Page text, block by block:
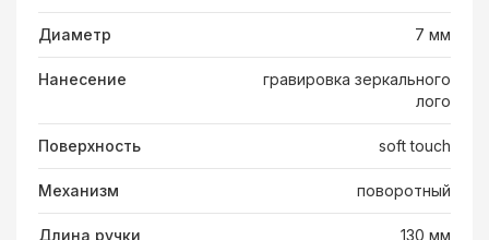
Диаметр 7 мм
Нанесение
гравировка зеркального
лого
Поверхность soft touch
Механизм поворотный
Длина ручки 130 мм